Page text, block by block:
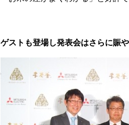
ゲストも登場し発表会はさらに賑